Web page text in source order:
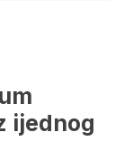
ijednog